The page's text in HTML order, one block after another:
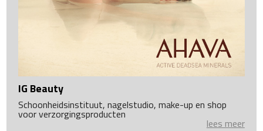
IG Beauty
Schoonheidsinstituut, nagelstudio, make-up en shop
voor verzorgingsproducten
lees meer